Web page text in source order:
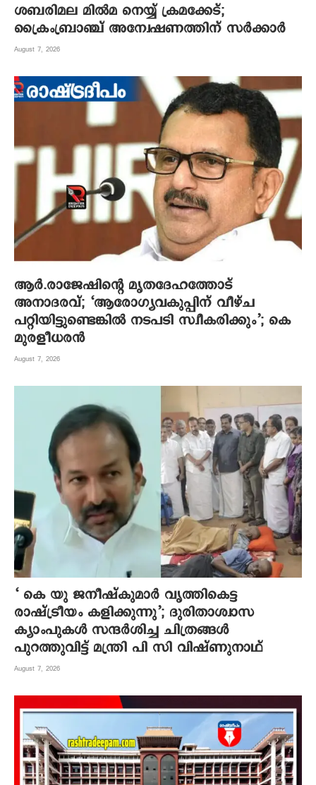
ശബരിമല മില്‍മ നെയ്യ് ക്രമക്കേട്;
ക്രൈംബ്രാഞ്ച് അന്വേഷണത്തിന് സര്‍ക്കാര്‍
August 7, 2026
ആര്‍.രാജേഷിന്റെ മൃതദേഹത്തോട്
അനാദരവ്; ‘ആരോഗ്യവകുപ്പിന് വീഴ്ച
പറ്റിയിട്ടുണ്ടെങ്കില്‍ നടപടി സ്വീകരിക്കും’; കെ
മുരളീധരന്‍
August 7, 2026
‘ കെ യു ജനീഷ്‌കുമാര്‍ വൃത്തികെട്ട
രാഷ്ട്രീയം കളിക്കുന്നു’; ദുരിതാശ്വാസ
ക്യാംപുകള്‍ സന്ദര്‍ശിച്ച ചിത്രങ്ങള്‍
പുറത്തുവിട്ട് മന്ത്രി പി സി വിഷ്ണുനാഥ്
August 7, 2026